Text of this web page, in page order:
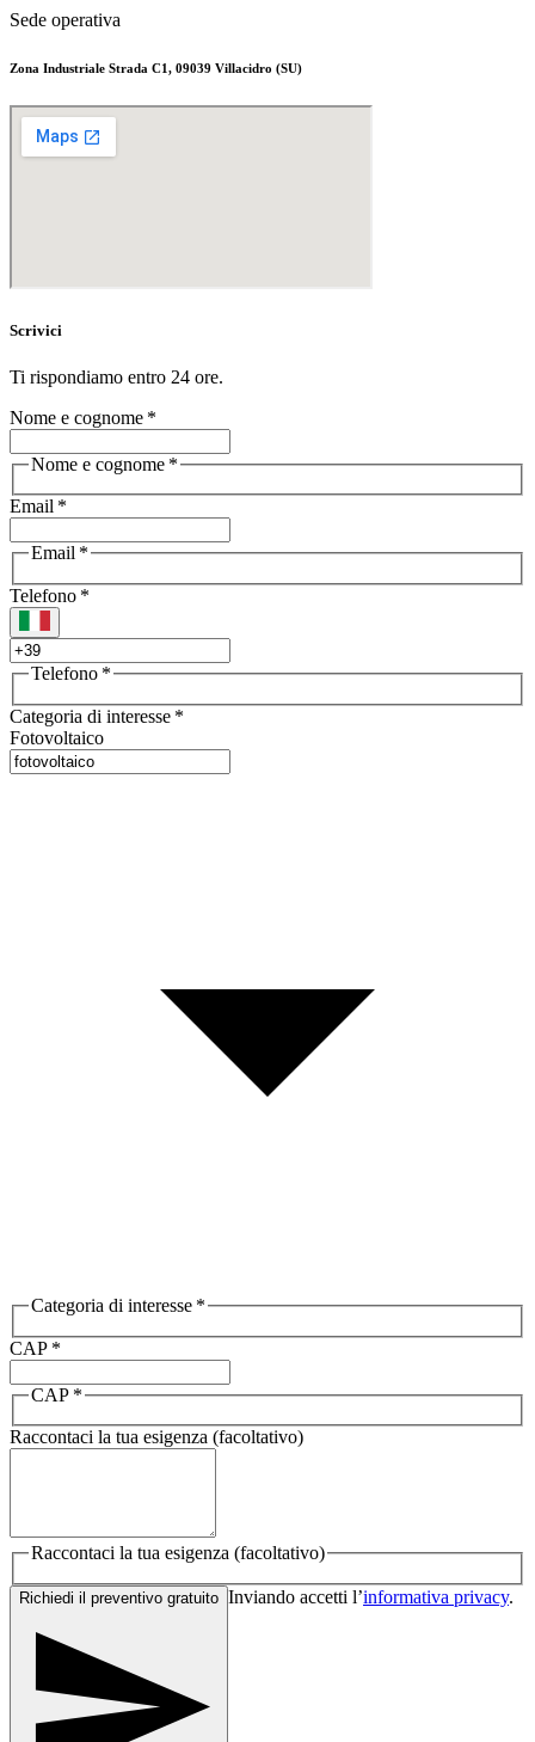
Sede operativa
Zona Industriale Strada C1, 09039 Villacidro (SU)
Scrivici
Ti rispondiamo entro 24 ore.
Nome e cognome *
Nome e cognome *
Email *
Email *
Telefono *
Telefono *
Categoria di interesse *
Fotovoltaico
Categoria di interesse *
CAP *
CAP *
Raccontaci la tua esigenza (facoltativo)
Raccontaci la tua esigenza (facoltativo)
Richiedi il preventivo gratuito Inviando accetti l’informativa privacy.